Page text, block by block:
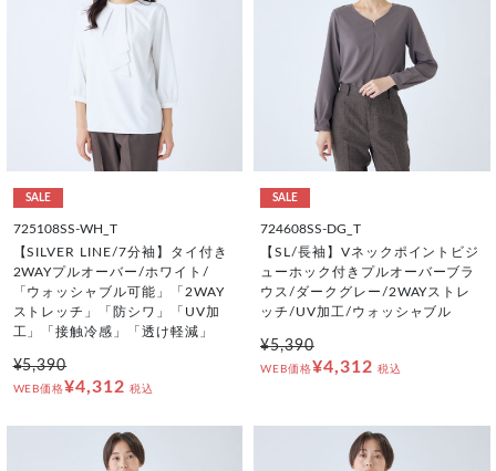
SALE
725108SS-WH_T
【SILVER LINE/7分袖】タイ付き
2WAYプルオーバー/ホワイト/
「ウォッシャブル可能」「2WAY
ストレッチ」「防シワ」「UV加
工」「接触冷感」「透け軽減」
¥5,390
WEB価格¥4,312 税込
SALE
724608SS-DG_T
【SL/長袖】Vネックポイントビジ
ューホック付きプルオーバーブラ
ウス/ダークグレー/2WAYストレ
ッチ/UV加工/ウォッシャブル
¥5,390
WEB価格¥4,312 税込